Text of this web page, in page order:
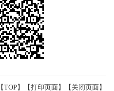
【TOP】 【打印页面 】【 关闭页面 】